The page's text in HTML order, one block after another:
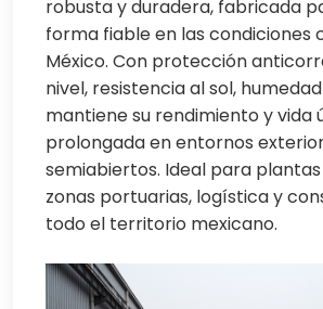
robusta y duradera, fabricada
forma fiable en las condiciones
México. Con protección
nivel, resistencia al sol,
mantiene su rendimiento y vida
prolongada en entornos
semiabiertos. Ideal para
zonas portuarias, logística y
todo el territorio mexicano.